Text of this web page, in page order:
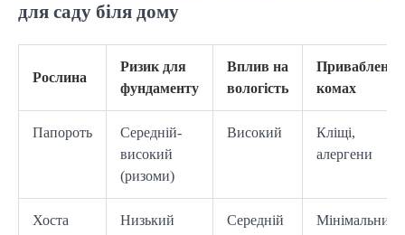
для саду біля дому
Рослина
Ризик для
фундаменту
Вплив на
вологість
Приваблення
комах
Папороть
Середній-
високий
(ризоми)
Високий
Кліщі,
алергени
Хоста Низький Середній Мінімальний